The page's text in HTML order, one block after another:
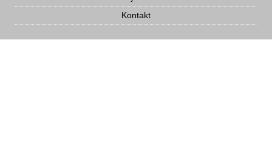
Kontakt